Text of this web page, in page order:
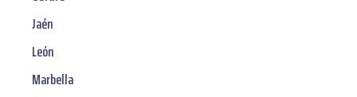
Jaén
León
Marbella